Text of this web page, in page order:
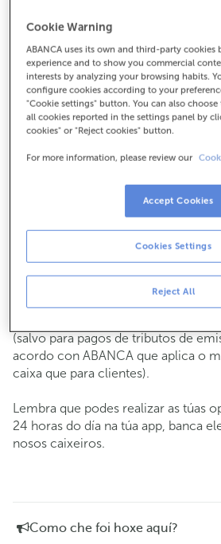
Como
Consulta todos os horarios
Xestións comerciais
8:15 a 14:00.
cita previae
escollas
Clientes: de luns a venres de 8:15 a
(salvo para pagos de tributos de
acordo con ABANCA que aplica o
caixa que para clientes).
Lembra que podes realizar as túas
24 horas do día na túa app, banca
nosos caixeiros.
Como che foi hoxe aquí?
Cookie Warning
ABANCA uses its own and third-party
experience and to show you commercial
interests by analyzing your browsing habits.
configure cookies according to your
"Cookie settings" button. You can also
all cookies reported in the settings panel by
cookies" or "Reject cookies" button.
For more information, please review our
Reject All
Cookies Settings
Accept Cookies